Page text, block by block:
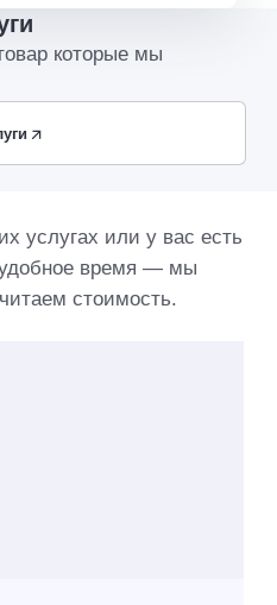
которые мы
услугах или у вас есть
время — мы
стоимость.